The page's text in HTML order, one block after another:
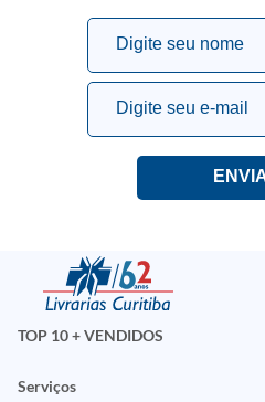
TOP 10 + VENDIDOS
Serviços